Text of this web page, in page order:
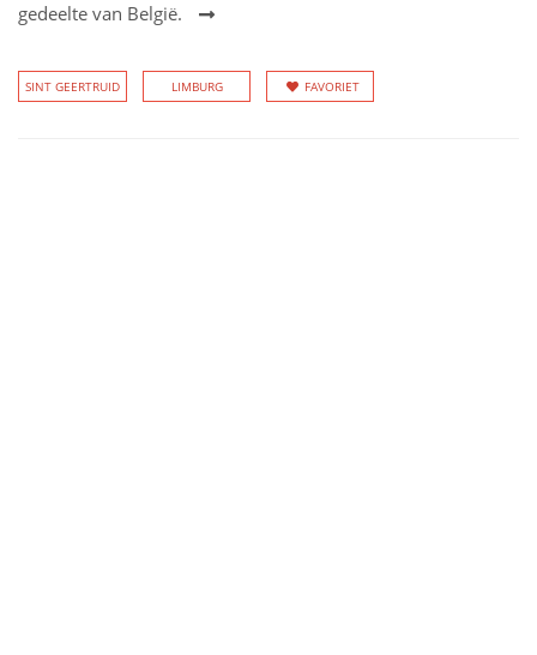
gedeelte van België.
SINT GEERTRUID LIMBURG FAVORIET